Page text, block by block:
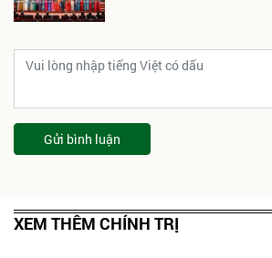
Gửi bình luận
XEM THÊM CHÍNH TRỊ